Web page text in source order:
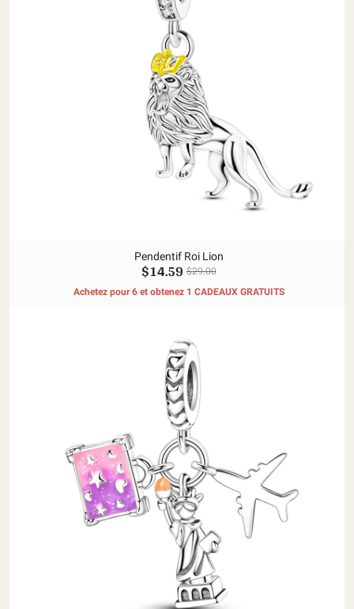
Pendentif Roi Lion
$14.59 $29.00
Achetez pour 6 et obtenez 1 CADEAUX GRATUITS